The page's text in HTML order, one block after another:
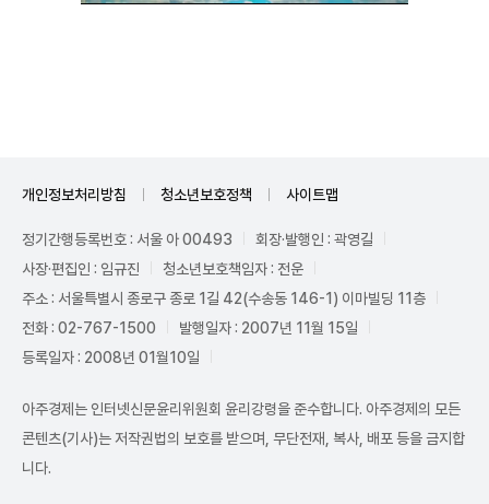
개인정보처리방침 청소년보호정책 사이트맵
정기간행등록번호 : 서울 아 00493
회장·발행인 : 곽영길
사장·편집인 : 임규진
청소년보호책임자 : 전운
주소 : 서울특별시 종로구 종로 1길 42(수송동 146-1) 이마빌딩 11층
전화 : 02-767-1500
발행일자 : 2007년 11월 15일
등록일자 : 2008년 01월10일
아주경제는 인터넷신문윤리위원회 윤리강령을 준수합니다. 아주경제의 모든
콘텐츠(기사)는 저작권법의 보호를 받으며, 무단전재, 복사, 배포 등을 금지합
니다.